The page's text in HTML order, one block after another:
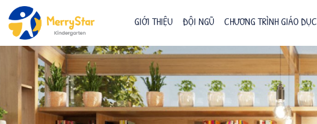
GIỚI THIỆU ĐỘI NGŨ CHƯƠNG TRÌNH GIÁO DỤC